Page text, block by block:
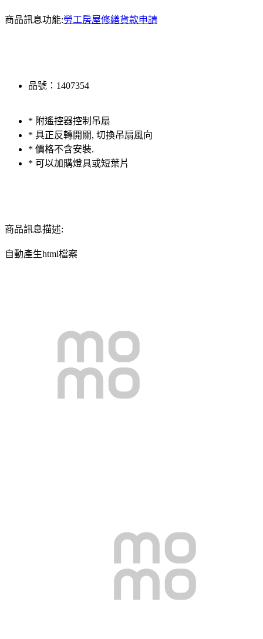
商品訊息功能:勞工房屋修繕貨款申請
品號：1407354
* 附遙控器控制吊扇
* 具正反轉開關, 切換吊扇風向
* 價格不含安裝.
* 可以加購燈具或短葉片
商品訊息描述:
自動產生html檔案